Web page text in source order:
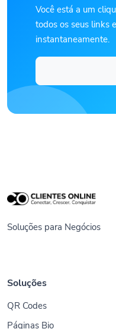
Você está a um
todos os seus links
instantaneamente.
Soluções para Negócios
Soluções
QR Codes
Páginas Bio